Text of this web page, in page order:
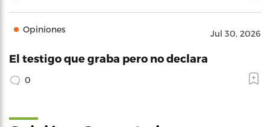
Opiniones Jul 30, 2026
El testigo que graba pero no declara
0